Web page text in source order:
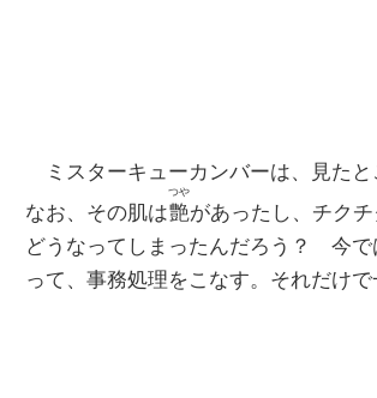
ミスターキューカンバーは、見た
なお、その肌は艶
つや
があったし、チク
どうなってしまったんだろう？ 今
って、事務処理をこなす。それだけ